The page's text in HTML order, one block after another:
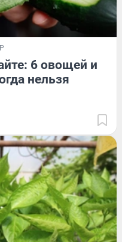
6 овощей и
нельзя